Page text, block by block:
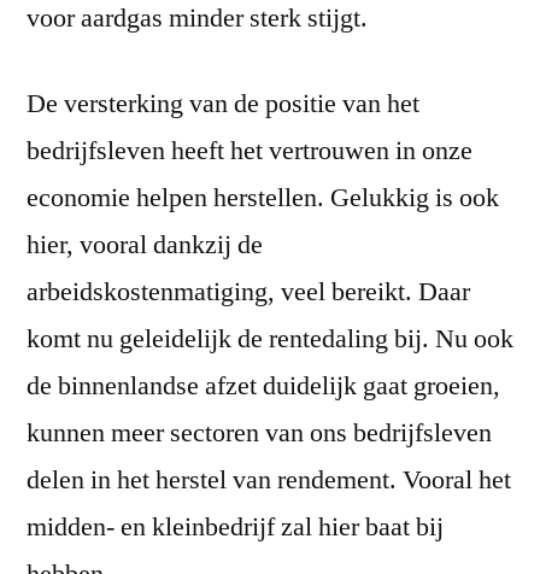
voor aardgas minder sterk stijgt.
De versterking van de positie van het
bedrijfsleven heeft het vertrouwen in onze
economie helpen herstellen. Gelukkig is ook
hier, vooral dankzij de
arbeidskostenmatiging, veel bereikt. Daar
komt nu geleidelijk de rentedaling bij. Nu ook
de binnenlandse afzet duidelijk gaat groeien,
kunnen meer sectoren van ons bedrijfsleven
delen in het herstel van rendement. Vooral het
midden- en kleinbedrijf zal hier baat bij